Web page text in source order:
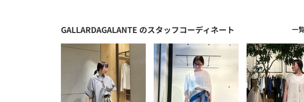
GALLARDAGALANTE のスタッフコーディネート 一